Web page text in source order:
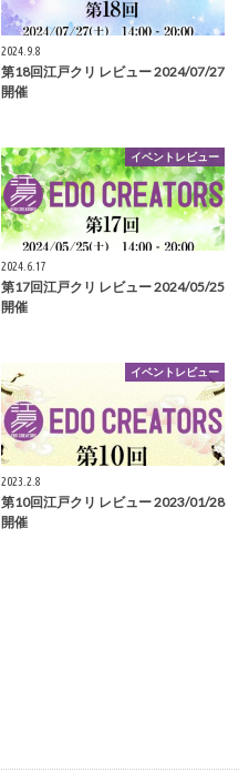
2024.9.8
第18回江戸クリ レビュー 2024/07/27
開催
イベントレビュー
2024.6.17
第17回江戸クリ レビュー 2024/05/25
開催
イベントレビュー
2023.2.8
第10回江戸クリ レビュー 2023/01/28
開催